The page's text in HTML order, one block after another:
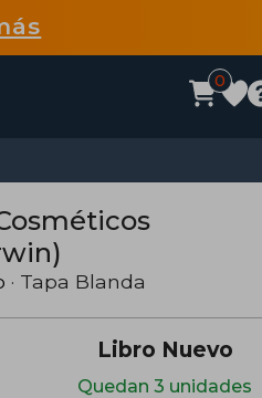
0
· Tapa Blanda
Libro Nuevo
Quedan 3 unidades